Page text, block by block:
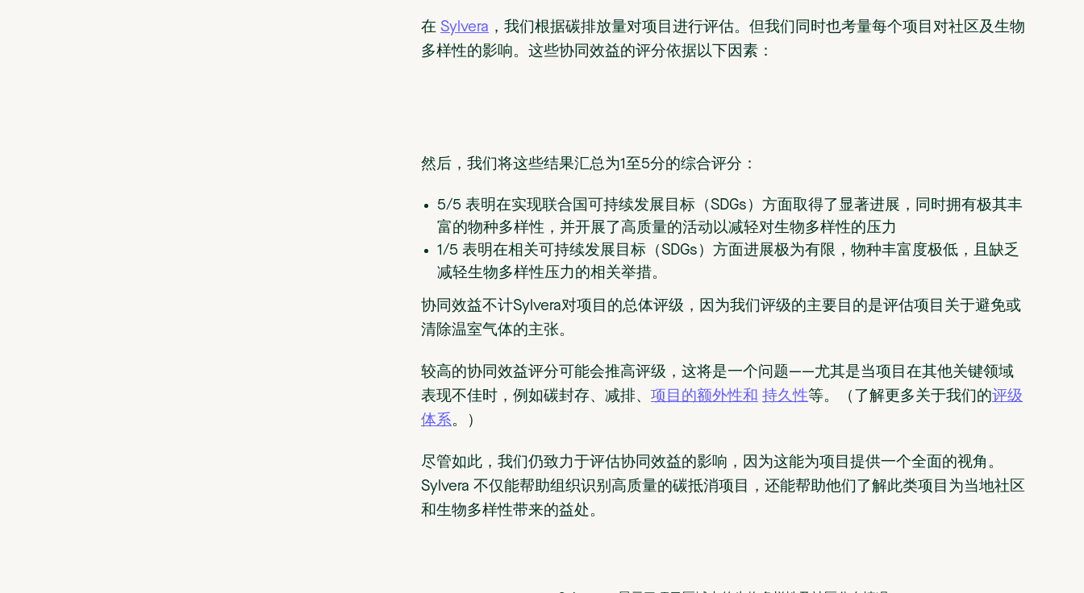
在 Sylvera ，我们根据碳排放量对项目进行评估。但我们同时也考量每个项目对社区及生物
多样性的影响。这些协同效益的评分依据以下因素：
然后，我们将这些结果汇总为1至5分的综合评分：
5/5 表明在实现联合国可持续发展目标（SDGs）方面取得了显著进展，同时拥有极其丰
富的物种多样性，并开展了高质量的活动以减轻对生物多样性的压力
1/5 表明在相关可持续发展目标（SDGs）方面进展极为有限，物种丰富度极低，且缺乏
减轻生物多样性压力的相关举措。
协同效益不计Sylvera对项目的总体评级，因为我们评级的主要目的是评估项目关于避免或
清除温室气体的主张。
较高的协同效益评分可能会推高评级，这将是一个问题——尤其是当项目在其他关键领域
表现不佳时，例如碳封存、减排、 项目的额外性和 持久性等。（了解更多关于我们的评级
体系。）
尽管如此，我们仍致力于评估协同效益的影响，因为这能为项目提供一个全面的视角。
Sylvera 不仅能帮助组织识别高质量的碳抵消项目，还能帮助他们了解此类项目为当地社区
和生物多样性带来的益处。